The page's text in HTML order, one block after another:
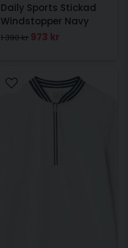
Daily Sports Stickad
Windstopper Navy
1 390 kr 973 kr